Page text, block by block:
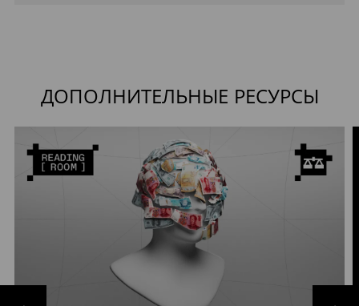
ДОПОЛНИТЕЛЬНЫЕ РЕСУРСЫ